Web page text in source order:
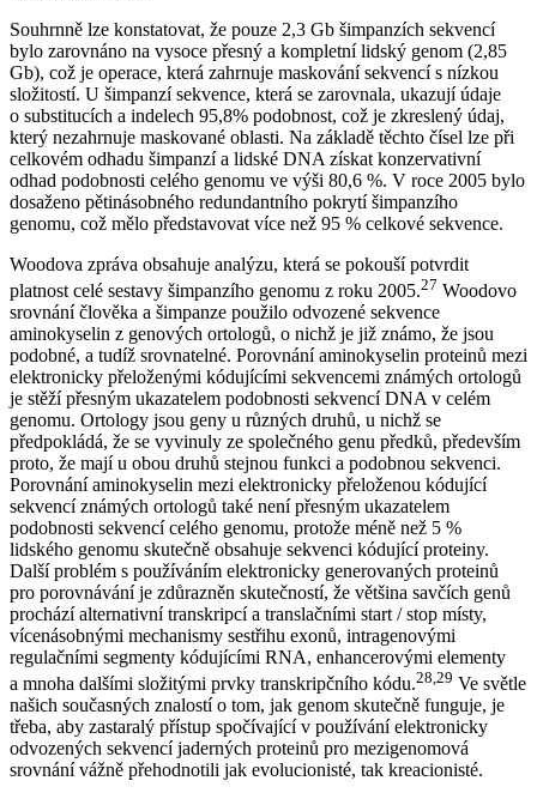
Souhrnně lze konstatovat, že pouze 2,3 Gb šimpanzích sekvencí
bylo zarovnáno na vysoce přesný a kompletní lidský genom (2,85
Gb), což je operace, která zahrnuje maskování sekvencí s nízkou
složitostí. U šimpanzí sekvence, která se zarovnala, ukazují údaje
o substitucích a indelech 95,8% podobnost, což je zkreslený údaj,
který nezahrnuje maskované oblasti. Na základě těchto čísel lze při
celkovém odhadu šimpanzí a lidské DNA získat konzervativní
odhad podobnosti celého genomu ve výši 80,6 %. V roce 2005 bylo
dosaženo pětinásobného redundantního pokrytí šimpanzího
genomu, což mělo představovat více než 95 % celkové sekvence.
Woodova zpráva obsahuje analýzu, která se pokouší potvrdit
platnost celé sestavy šimpanzího genomu z roku 2005.27 Woodovo
srovnání člověka a šimpanze použilo odvozené sekvence
aminokyselin z genových ortologů, o nichž je již známo, že jsou
podobné, a tudíž srovnatelné. Porovnání aminokyselin proteinů mezi
elektronicky přeloženými kódujícími sekvencemi známých ortologů
je stěží přesným ukazatelem podobnosti sekvencí DNA v celém
genomu. Ortology jsou geny u různých druhů, u nichž se
předpokládá, že se vyvinuly ze společného genu předků, především
proto, že mají u obou druhů stejnou funkci a podobnou sekvenci.
Porovnání aminokyselin mezi elektronicky přeloženou kódující
sekvencí známých ortologů také není přesným ukazatelem
podobnosti sekvencí celého genomu, protože méně než 5 %
lidského genomu skutečně obsahuje sekvenci kódující proteiny.
Další problém s používáním elektronicky generovaných proteinů
pro porovnávání je zdůrazněn skutečností, že většina savčích genů
prochází alternativní transkripcí a translačními start / stop místy,
vícenásobnými mechanismy sestřihu exonů, intragenovými
regulačními segmenty kódujícími RNA, enhancerovými elementy
a mnoha dalšími složitými prvky transkripčního kódu.28,29 Ve světle
našich současných znalostí o tom, jak genom skutečně funguje, je
třeba, aby zastaralý přístup spočívající v používání elektronicky
odvozených sekvencí jaderných proteinů pro mezigenomová
srovnání vážně přehodnotili jak evolucionisté, tak kreacionisté.